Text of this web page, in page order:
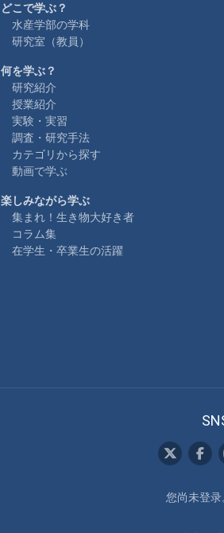
どこで学ぶ？
水産学部の学科
研究室（教員）
何を学ぶ？
研究紹介
授業紹介
実験・実習
調査・研究手法
カテゴリから探す
動画で学ぶ
楽しみながら学ぶ
集まれ！生き物大好き者
コラム集
在学生・卒業生の活躍
您尚未登录